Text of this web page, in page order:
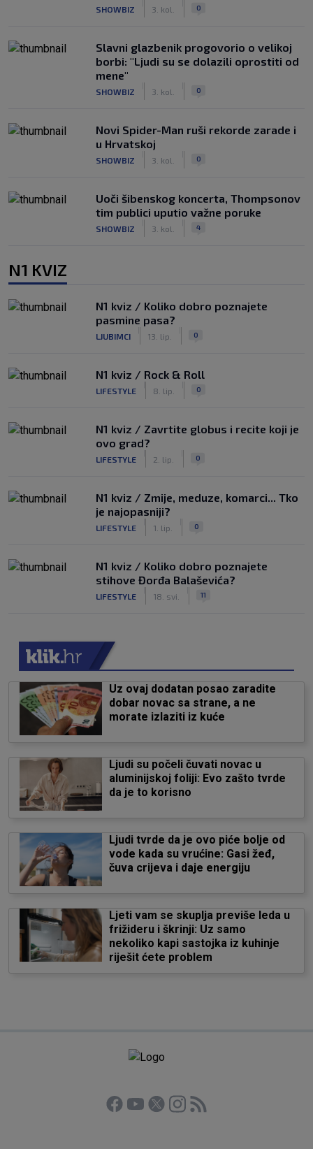
SHOWBIZ 3. kol. 0
Slavni glazbenik progovorio o velikoj
borbi: "Ljudi su se dolazili oprostiti od
mene"
SHOWBIZ 3. kol. 0
Novi Spider-Man ruši rekorde zarade i
u Hrvatskoj
SHOWBIZ 3. kol. 0
Uoči šibenskog koncerta, Thompsonov
tim publici uputio važne poruke
SHOWBIZ 3. kol. 4
N1 KVIZ
N1 kviz / Koliko dobro poznajete
pasmine pasa?
LJUBIMCI 13. lip. 0
N1 kviz / Rock & Roll
LIFESTYLE 8. lip. 0
N1 kviz / Zavrtite globus i recite koji je
ovo grad?
LIFESTYLE 2. lip. 0
N1 kviz / Zmije, meduze, komarci... Tko
je najopasniji?
LIFESTYLE 1. lip. 0
N1 kviz / Koliko dobro poznajete
stihove Đorđa Balaševića?
LIFESTYLE 18. svi. 11
Uz ovaj dodatan posao zaradite
dobar novac sa strane, a ne
morate izlaziti iz kuće
Ljudi su počeli čuvati novac u
aluminijskoj foliji: Evo zašto tvrde
da je to korisno
Ljudi tvrde da je ovo piće bolje od
vode kada su vrućine: Gasi žeđ,
čuva crijeva i daje energiju
Ljeti vam se skuplja previše leda u
frižideru i škrinji: Uz samo
nekoliko kapi sastojka iz kuhinje
riješit ćete problem